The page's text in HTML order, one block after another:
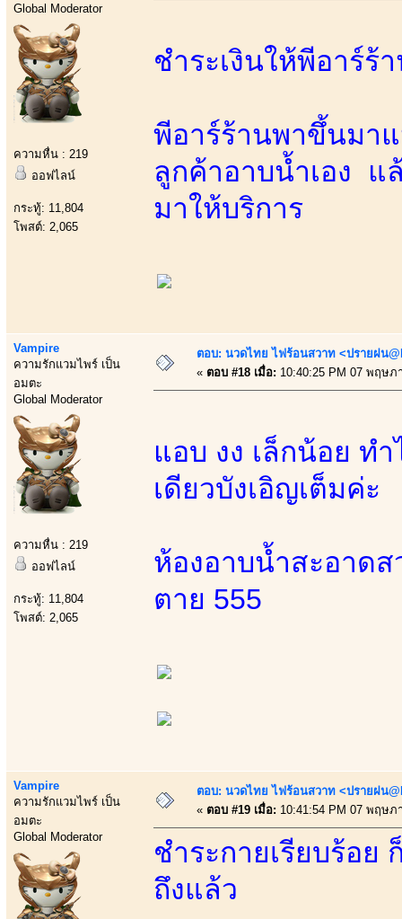
Global Moderator
ความหื่น : 219
ออฟไลน์
กระทู้: 11,804
โพสต์: 2,065
ชำระเงินให้พีอาร์ร้
พีอาร์ร้านพาขึ้นมา
ลูกค้าอาบน้ำเอง แ
มาให้บริการ
Vampire
ความรักแวมไพร์ เป็น
อมตะ
Global Moderator
ความหื่น : 219
ออฟไลน์
กระทู้: 11,804
โพสต์: 2,065
ตอบ: นวดไทย ไฟร้อนสวาท <ปรายฝน
« ตอบ #18 เมื่อ: 10:40:25 PM 07 พฤษภ
แอบ งง เล็กน้อย ท
เดียวบังเอิญเต็มค่ะ
ห้องอาบน้ำสะอาด
ตาย 555
Vampire
ความรักแวมไพร์ เป็น
อมตะ
Global Moderator
ตอบ: นวดไทย ไฟร้อนสวาท <ปรายฝน
« ตอบ #19 เมื่อ: 10:41:54 PM 07 พฤษภ
ชำระกายเรียบร้อ
ถึงแล้ว